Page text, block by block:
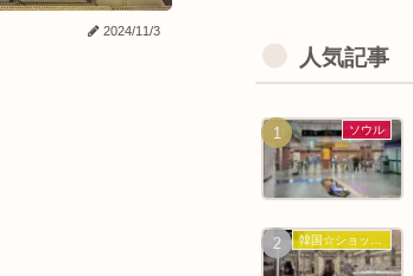
2024/11/3
人気記事
ソウル
韓国☆ショッピング